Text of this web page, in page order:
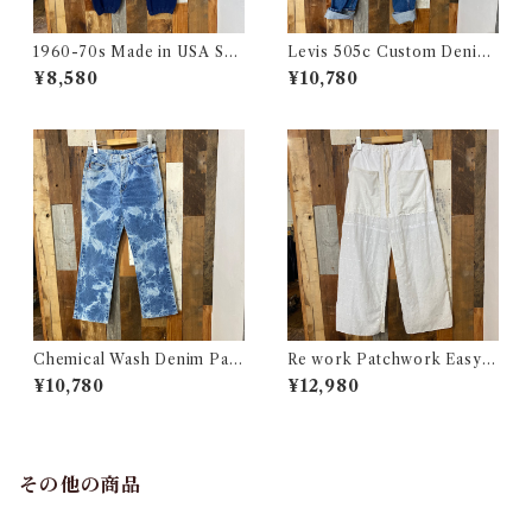
1960-70s Made in USA Sw
eat Pants / 60-70年代 アメ
リカ製 スウェット パンツ 古着
¥8,580
Levis 505c Custom Denim
Pants / リーバイス 505c カス
タムバージョン デニム パンツ
¥10,780
Chemical Wash Denim Pant
s / ケミカル デニム パンツ 古
着
¥10,780
Re work Patchwork Easy P
ants #4 / リワーク パッチワー
ク イージー パンツ 古着
¥12,980
その他の商品